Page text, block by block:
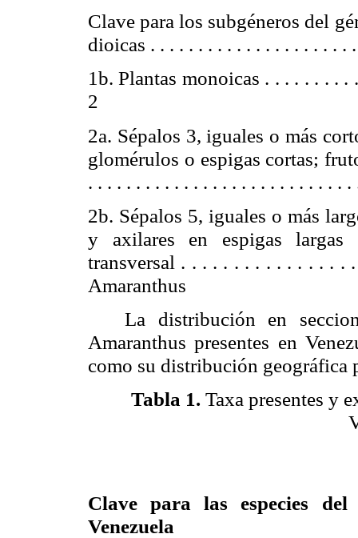
Clave para los subgéneros del
dioicas . . . . . . . . . . . . . . . . . . . . .
1b. Plantas monoicas . . . . . . . .
2
2a. Sépalos 3, iguales o más
glomérulos o espigas cortas;
. . . . . . . . . . . . . . . . . . . . . . . . . . .
2b. Sépalos 5, iguales o más
y axilares en espigas largas
transversal . . . . . . . . . . . . . . .
Amaranthus
La distribución en
Amaranthus presentes en
como su distribución geográfica
Tabla 1. Taxa presentes y
Clave para las especies del
Venezuela